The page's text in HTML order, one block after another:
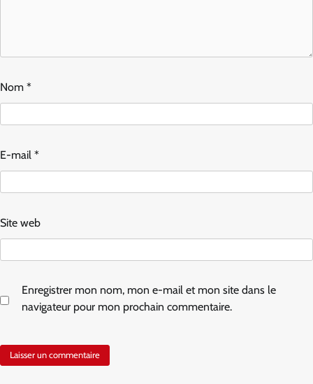
Nom *
E-mail *
Site web
Enregistrer mon nom, mon e-mail et mon site dans le
navigateur pour mon prochain commentaire.